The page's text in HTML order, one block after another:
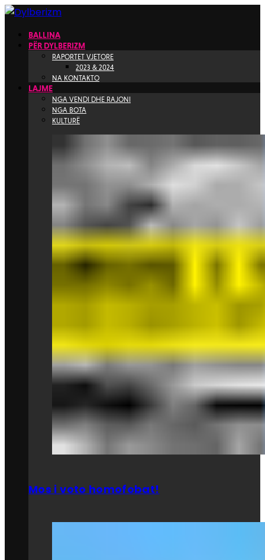
BALLINA
PËR DYLBERIZM
RAPORTET VJETORE
2023 & 2024
NA KONTAKTO
LAJME
NGA VENDI DHE RAJONI
NGA BOTA
KULTURË
Mos i voto homofobat!